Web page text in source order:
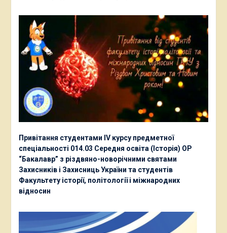
Привітання студентами ІV курсу предметної
спеціальності 014.03 Середня освіта (Історія) ОР
“Бакалавр” з різдвяно-новорічними святами
Захисників і Захисниць України та студентів
Факультету історії, політології і міжнародних
відносин